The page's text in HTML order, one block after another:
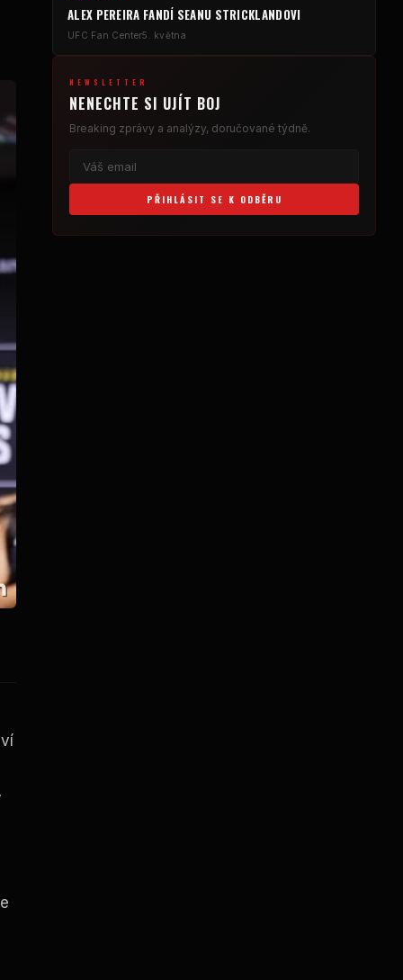
ALEX PEREIRA FANDÍ SEANU STRICKLANDOVI
UFC Fan Center5. května
NEWSLETTER
NENECHTE SI UJÍT BOJ
Breaking zprávy a analýzy, doručované týdně.
PŘIHLÁSIT SE K ODBĚRU